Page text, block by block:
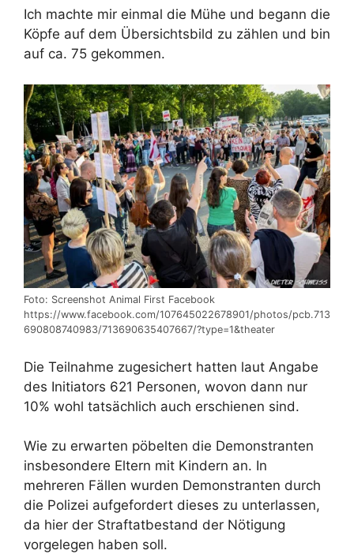
Ich machte mir einmal die Mühe und begann die
Köpfe auf dem Übersichtsbild zu zählen und bin
auf ca. 75 gekommen.
Foto: Screenshot Animal First Facebook
https://www.facebook.com/107645022678901/photos/pcb.713
690808740983/713690635407667/?type=1&theater
Die Teilnahme zugesichert hatten laut Angabe
des Initiators 621 Personen, wovon dann nur
10% wohl tatsächlich auch erschienen sind.
Wie zu erwarten pöbelten die Demonstranten
insbesondere Eltern mit Kindern an. In
mehreren Fällen wurden Demonstranten durch
die Polizei aufgefordert dieses zu unterlassen,
da hier der Straftatbestand der Nötigung
vorgelegen haben soll.